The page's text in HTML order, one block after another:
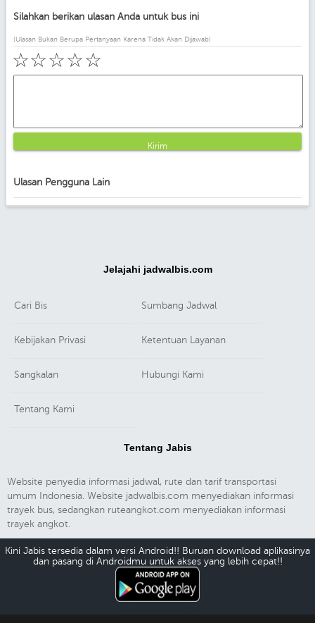
Silahkan berikan ulasan Anda untuk bus ini
(Ulasan Bukan Berupa Pertanyaan Karena Tidak Akan Dijawab)
☆
☆
☆
☆
☆
Kirim
Ulasan Pengguna Lain
Jelajahi jadwalbis.com
Cari Bis Sumbang Jadwal
Kebijakan Privasi Ketentuan Layanan
Sangkalan Hubungi Kami
Tentang Kami
Tentang Jabis
Website penyedia informasi jadwal, rute dan tarif transportasi
umum Indonesia. Website jadwalbis.com menyediakan informasi
trayek bus, sedangkan ruteangkot.com menyediakan informasi
trayek angkot.
Kini Jabis tersedia dalam versi Android!! Buruan download aplikasinya
dan pasang di Androidmu untuk akses yang lebih cepat!!